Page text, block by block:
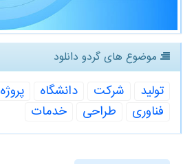
موضوع های گردو دانلود
تولید شركت دانشگاه پروژه
فناوری
طراحی خدمات